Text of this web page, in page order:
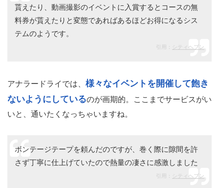
貰えたり、動画撮影のイベントに入賞するとコースの無
料券が貰えたりと変態であればあるほどお得になるシス
テムのようです。
引用： シティヘブン
アナラードライでは、 様々なイベントを開催して飽き
ないようにしているのが画期的。ここまでサービスがい
いと、通いたくなっちゃいますね。
ボンテージテープを頼んだのですが、巻く際に隙間を許
さず丁寧に仕上げていたので熱量の凄さに感激しました
引用： シティヘブン